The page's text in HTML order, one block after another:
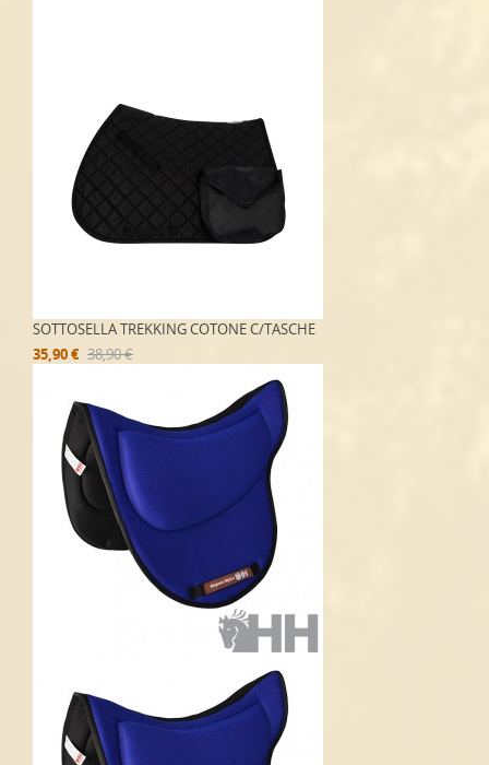
SOTTOSELLA TREKKING COTONE C/TASCHE
35,90 € 38,90 €